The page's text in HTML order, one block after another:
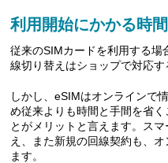
利用開始にかかる時
従来のSIMカードを利用する場
線切り替えはショップで対応す
しかし、eSIMはオンラインで
め従来よりも時間と手間を省
とがメリットと言えます。ス
え、また新規の回線契約も、
ます。